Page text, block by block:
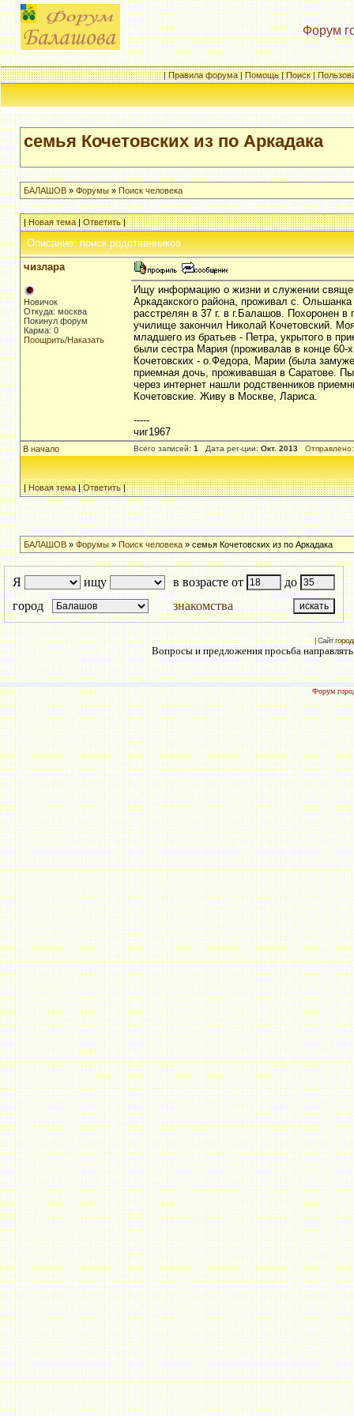
Форум
|Правила форума|Помощь|Поиск|
семья Кочетовских из по Аркадака
БАЛАШОВ» Форумы» Поиск человека
|Новая тема|Ответить|
Описание: поиск родственников
чизлара
Новичок
Откуда: москва
Покинул форум
Карма: 0
Поощрить/Наказать
Ищу информацию о жизни и служении
Аркадакского района, проживал с.
расстрелян в 37 г. в г.Балашов. Похоронен
училище закончил Николай Кочетовский.
младшего из братьев - Петра, укрытого в
были сестра Мария (проживалав в конце 60-
Кочетовских - о.Федора, Марии (была
приемная дочь, проживавшая в Саратове.
через интернет нашли родственников
Кочетовские. Живу в Москве, Лариса.
-----
чиг1967
В начало Всего записей: 1 Дата рег-ции: Окт. 2013 Отправлено:
|Новая тема|Ответить|
БАЛАШОВ» Форумы» Поиск человека» семья Кочетовских из по Аркадака
Я ищу в возрасте от
до
город
знакомства
| Сайт
Вопросы и предложения просьба
Форум